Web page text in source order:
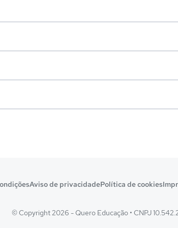
Aviso de privacidadePolítica de cookies
© Copyright 2026 - Quero Educação • CNPJ